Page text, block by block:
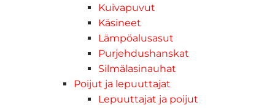
Kuivapuvut
Käsineet
Lämpöalusasut
Purjehdushanskat
Silmälasinauhat
Poijut ja lepuuttajat
Lepuuttajat ja poijut